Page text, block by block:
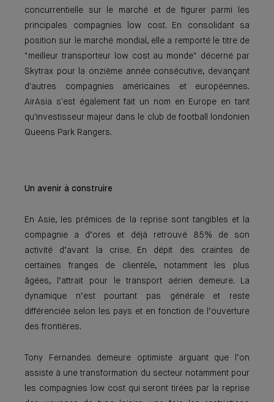
concurrentielle sur le marché et de figurer parmi les
principales compagnies low cost. En consolidant sa
position sur le marché mondial, elle a remporté le titre de
"meilleur transporteur low cost au monde" décerné par
Skytrax pour la onzième année consécutive, devançant
d'autres compagnies américaines et européennes.
AirAsia s'est également fait un nom en Europe en tant
qu'investisseur majeur dans le club de football londonien
Queens Park Rangers.
Un avenir à construire
En Asie, les prémices de la reprise sont tangibles et la
compagnie a d’ores et déjà retrouvé 85% de son
activité d’avant la crise. En dépit des craintes de
certaines franges de clientèle, notamment les plus
âgées, l’attrait pour le transport aérien demeure. La
dynamique n’est pourtant pas générale et reste
différenciée selon les pays et en fonction de l’ouverture
des frontières.
Tony Fernandes demeure optimiste arguant que l’on
assiste à une transformation du secteur notamment pour
les compagnies low cost qui seront tirées par la reprise